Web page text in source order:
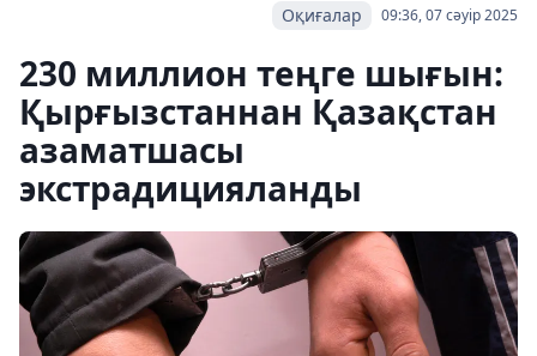
09:36, 07 сәуір 2025
Оқиғалар
230 миллион теңге шығын:
Қырғызстаннан Қазақстан
азаматшасы
экстрадицияланды